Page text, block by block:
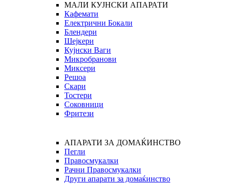
МАЛИ КУЈНСКИ АПАРАТИ
Кафемати
Електрични Бокали
Блендери
Шејкери
Кујнски Ваги
Микробранови
Миксери
Решоа
Скари
Тостери
Соковници
Фритези
АПАРАТИ ЗА ДОМАЌИНСТВО
Пегли
Правосмукалки
Рачни Правосмукалки
Други апарати за домаќинство